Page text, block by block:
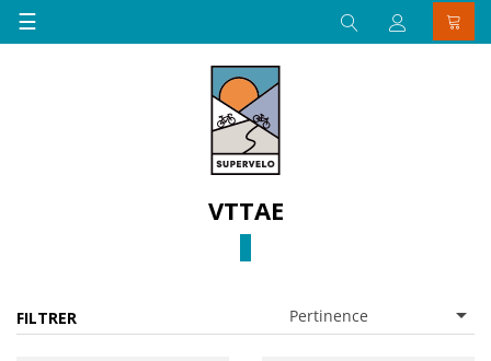
Basculer
la
☰
VTTAE
FILTRER Pertinence 